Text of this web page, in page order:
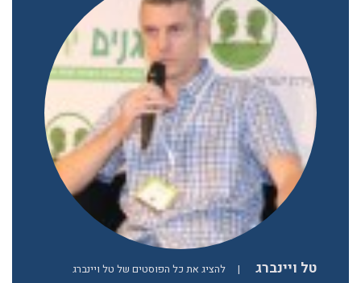
טל ויינברג |
להציג את כל הפוסטים של טל ויינברג